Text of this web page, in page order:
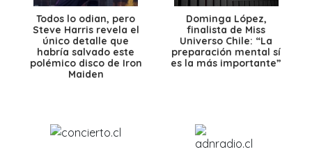
Todos lo odian, pero
Steve Harris revela el
único detalle que
habría salvado este
polémico disco de Iron
Maiden
Dominga López,
finalista de Miss
Universo Chile: “La
preparación mental sí
es la más importante”